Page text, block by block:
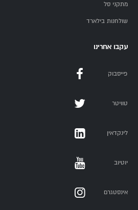
מתקני סל
שולחנות בילארד
עקבו אחרינו
פייסבוק
טוויטר
לינקדאין
יוטיוב
אינסטגרם